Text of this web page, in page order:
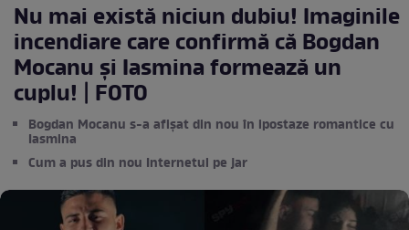
Nu mai există niciun dubiu! Imaginile
incendiare care confirmă că Bogdan
Mocanu și Iasmina formează un
cuplu! | FOTO
Bogdan Mocanu s-a afișat din nou în ipostaze romantice cu
Iasmina
Cum a pus din nou Internetul pe jar